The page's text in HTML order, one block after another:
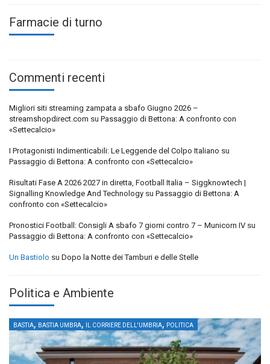
Farmacie di turno
Commenti recenti
Migliori siti streaming zampata a sbafo Giugno 2026 –
streamshopdirect.com su Passaggio di Bettona: A confronto con
«Settecalcio»
I Protagonisti Indimenticabili: Le Leggende del Colpo Italiano su
Passaggio di Bettona: A confronto con «Settecalcio»
Risultati Fase A 2026 2027 in diretta, Football Italia – Siggknowtech |
Signalling Knowledge And Technology su Passaggio di Bettona: A
confronto con «Settecalcio»
Pronostici Football: Consigli A sbafo 7 giorni contro 7 – Municorn IV su
Passaggio di Bettona: A confronto con «Settecalcio»
Un Bastiolo su Dopo la Notte dei Tamburi e delle Stelle
Politica e Ambiente
BASTIA, BASTIA UMBRA, IL CORRIERE DELL'UMBRIA, POLITICA